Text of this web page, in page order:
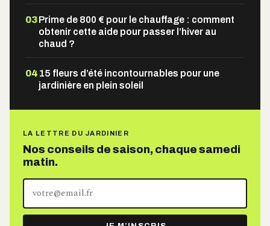
03Prime de 800 € pour le chauffage : comment
obtenir cette aide pour passer l’hiver au
chaud ?
04 15 fleurs d’été incontournables pour une
jardinière en plein soleil
LA LETTRE DU JARDINIER
Nos conseils de saison, chaque samedi
matin.
Votre
adresse
e-